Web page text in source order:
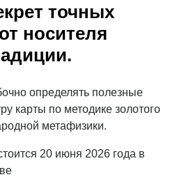
точных
носителя
определять полезные
карты по методике золотого
метафизики.
20 июня 2026 года в